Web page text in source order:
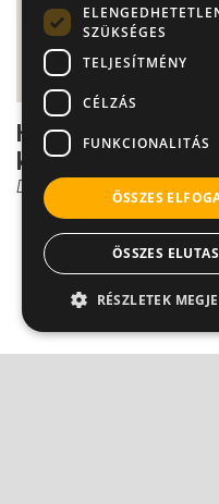
Hererák: Ezek
kezelés
Dr. Fischer Gábor
SZÜKSÉGES
TELJESÍTMÉNY
CÉLZÁS
FUNKCIONALITÁS
ÖSSZES
ÖSSZES
RÉSZLETEK